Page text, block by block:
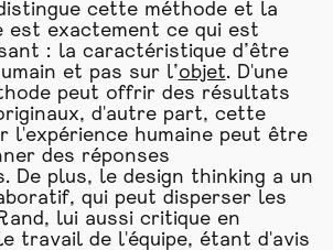
cette méthode et la
est exactement ce qui est
: la caractéristique d’être
et pas sur l’objet. D'une
peut offrir des résultats
d'autre part, cette
l'expérience humaine peut être
des réponses
De plus, le design thinking a un
qui peut disperser les
lui aussi critique en
travail de l'équipe, étant d'avis